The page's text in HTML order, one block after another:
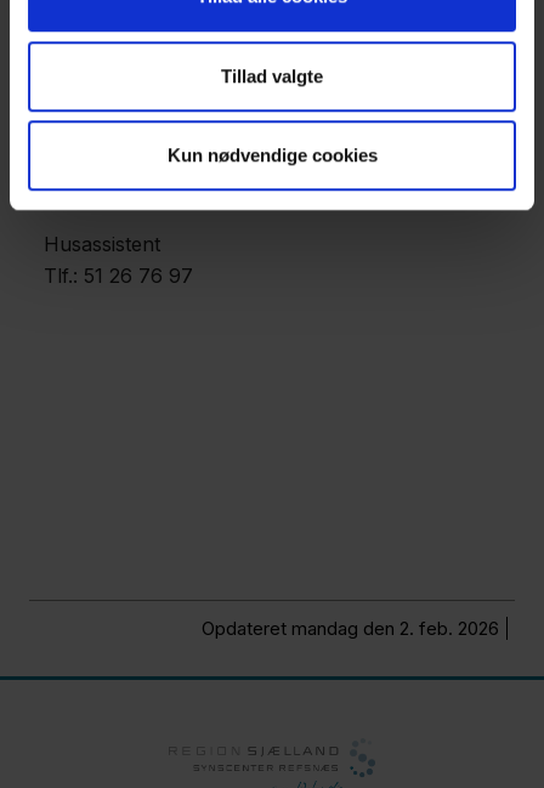
Tillad valgte
Kun nødvendige cookies
Julie Munk Jakobsen
Husassistent
Tlf.: 51 26 76 97
Opdateret mandag den 2. feb. 2026